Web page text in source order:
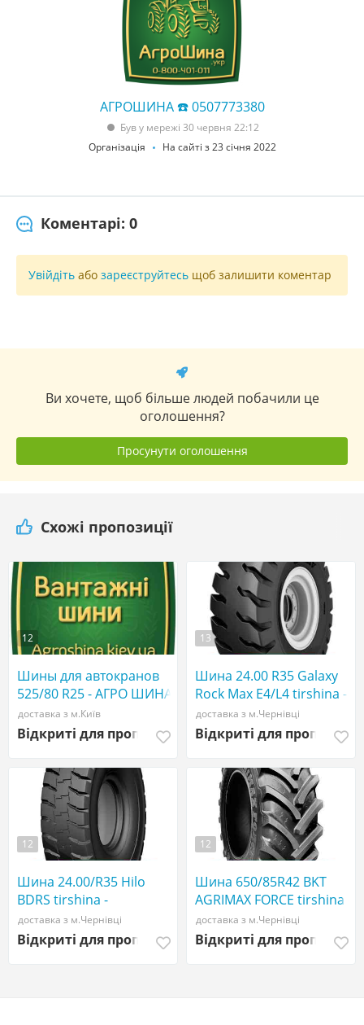
АГРОШИНА ☎️ 0507773380
Був у мережі 30 червня 22:12
Організація
На сайті з 23 січня 2022
Коментарі: 0
Увійдіть або зареєструйтесь щоб залишити коментар
Ви хочете, щоб більше людей побачили це
оголошення?
Просунути оголошення
Схожі пропозиції
12
Шины для автокранов
525/80 R25 - АГРО ШИНА
☎️ 0507773380
доставка з м.Київ
Відкриті для пропозицій
13
Шина 24.00 R35 Galaxy
Rock Max E4/L4 tirshina -
АГРОШИНА ☎️
0507773380
доставка з м.Чернівці
Відкриті для
12
Шина 24.00/R35 Hilo
BDRS tirshina -
АГРОШИНА ☎️
0507773380
доставка з м.Чернівці
Відкриті для пропозицій
12
Шина 650/85R42 BKT
AGRIMAX FORCE tirshina -
АГРОШИНА ☎️
0507773380
доставка з м.Чернівці
Відкриті для